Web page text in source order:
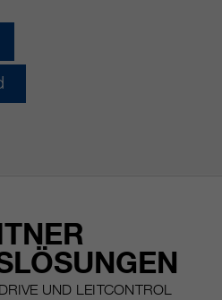
UND LEITCONTROL
privacy.
nicht
Daten werden
um Berichte über die
der Website zu erstellen,
unsere Websites /